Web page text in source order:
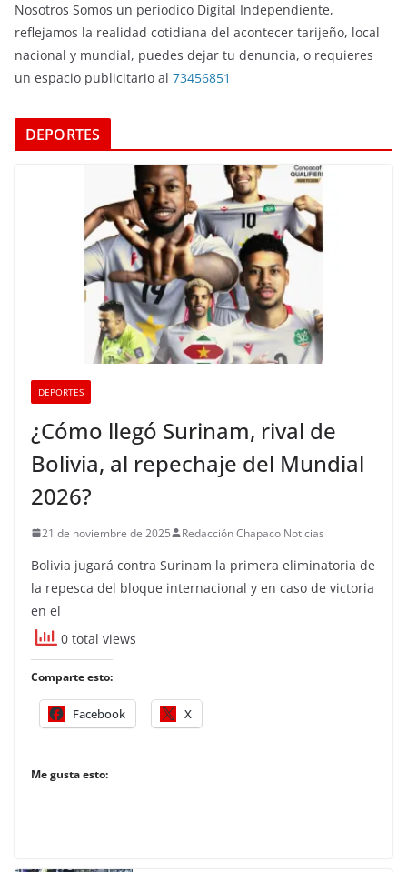
Nosotros Somos un periodico Digital Independiente,
reflejamos la realidad cotidiana del acontecer tarijeño, local
nacional y mundial, puedes dejar tu denuncia, o requieres
un espacio publicitario al 73456851
DEPORTES
DEPORTES
¿Cómo llegó Surinam, rival de
Bolivia, al repechaje del Mundial
2026?
21 de noviembre de 2025 Redacción Chapaco Noticias
Bolivia jugará contra Surinam la primera eliminatoria de
la repesca del bloque internacional y en caso de victoria
en el
0 total views
Comparte esto:
Facebook X
Me gusta esto: